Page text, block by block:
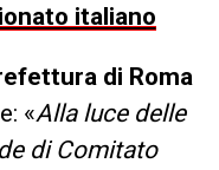
italiano
di Roma
«Alla luce delle
di Comitato